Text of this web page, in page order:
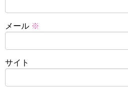
メール ※
サイト